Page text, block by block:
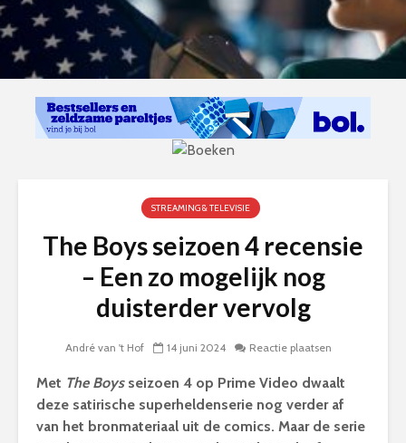
STREAMING & TELEVISIE
The Boys seizoen 4 recensie
– Een zo mogelijk nog
duisterder vervolg
André van 't Hof 14 juni 2024 Reactie plaatsen
Met The Boys seizoen 4 op Prime Video dwaalt
deze satirische superheldenserie nog verder af
van het bronmateriaal uit de comics. Maar de serie